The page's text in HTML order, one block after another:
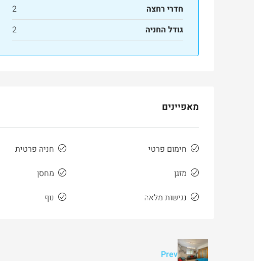
חדרי רחצה
2
גודל החניה
2
מאפיינים
חימום פרטי חניה פרטית
מזגן
מחסן
נגישות מלאה
נוף
Prev